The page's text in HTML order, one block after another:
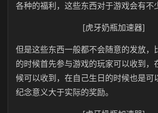
各种的福利，这些东西对于游戏会有不
[虎牙奶瓶加速器]
但是这些东西一般都不会随意的发放，
的时候首先参与游戏的玩家可以收到，
候可以收到，在自己生日的时候也是可
纪念意义大于实际的奖励。